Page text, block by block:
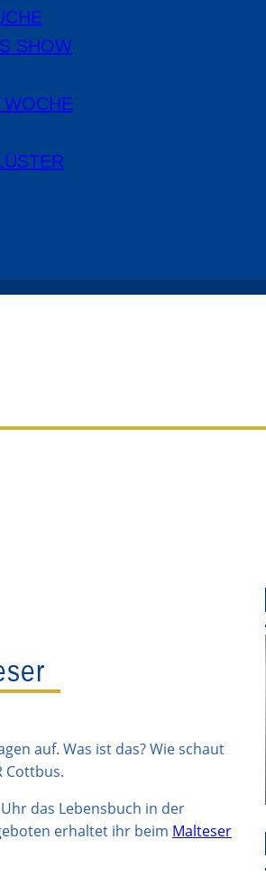
SHOW
WOCHE
auf. Was ist das? Wie schaut
Cottbus.
das Lebensbuch in der
erhaltet ihr beim Malteser